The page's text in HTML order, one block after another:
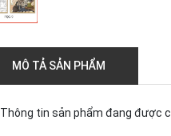
MÔ TẢ SẢN PHẨM
Thông tin sản phẩm đang được